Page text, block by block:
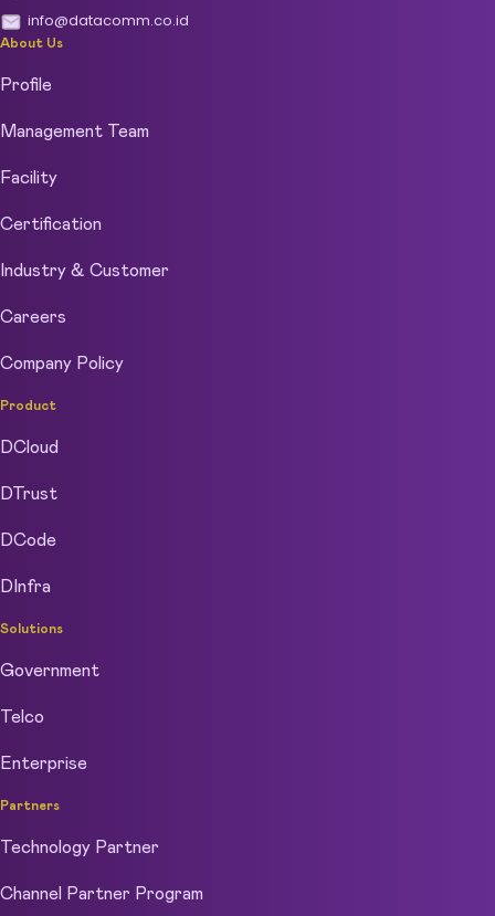
info@datacomm.co.id
About Us
Profile
Management Team
Facility
Certification
Industry & Customer
Careers
Company Policy
Product
DCloud
DTrust
DCode
DInfra
Solutions
Government
Telco
Enterprise
Partners
Technology Partner
Channel Partner Program